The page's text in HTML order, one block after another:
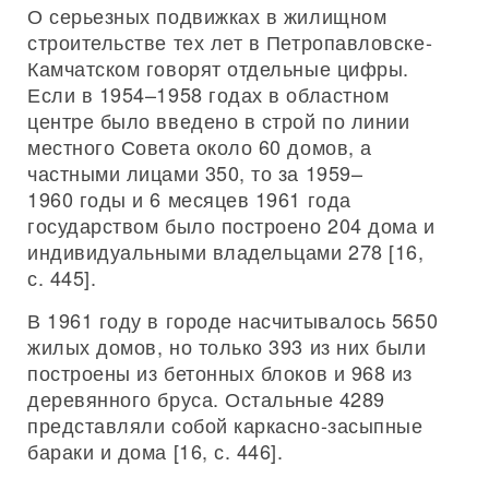
О серьезных подвижках в жилищном
строительстве тех лет в Петропавловске-
Камчатском говорят отдельные цифры.
Если в 1954–1958 годах в областном
центре было введено в строй по линии
местного Совета около 60 домов, а
частными лицами 350, то за 1959–
1960 годы и 6 месяцев 1961 года
государством было построено 204 дома и
индивидуальными владельцами 278 [16,
с. 445].
В 1961 году в городе насчитывалось 5650
жилых домов, но только 393 из них были
построены из бетонных блоков и 968 из
деревянного бруса. Остальные 4289
представляли собой каркасно-засыпные
бараки и дома [16, с. 446].